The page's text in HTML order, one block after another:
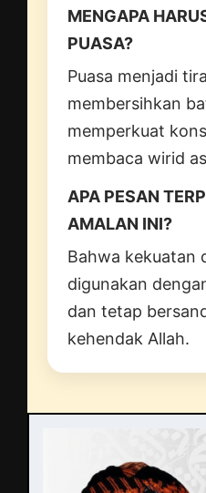
MENGAPA
PUASA?
Puasa menjadi
membersihkan
memperkuat
membaca wirid
APA PESAN
AMALAN INI?
Bahwa kekuatan
digunakan
dan tetap
kehendak Allah.